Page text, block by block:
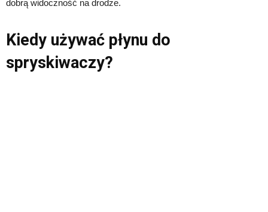
dobrą widoczność na drodze.
Kiedy używać płynu do
spryskiwaczy?